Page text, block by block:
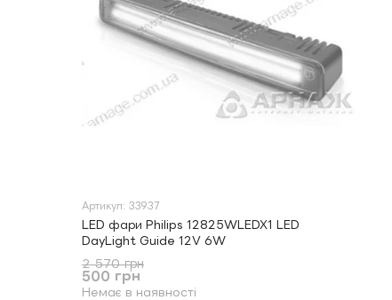
Артикул: 33937
LED фари Philips 12825WLEDX1 LED
DayLight Guide 12V 6W
2 570 грн
500 грн
Немає в наявності